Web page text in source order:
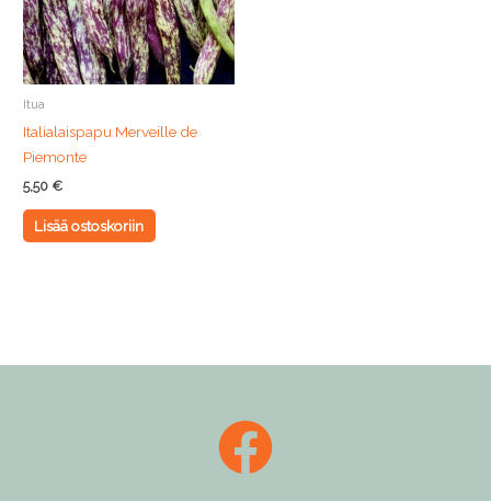
Itua
Italialaispapu Merveille de
Piemonte
5,50 €
Lisää ostoskoriin